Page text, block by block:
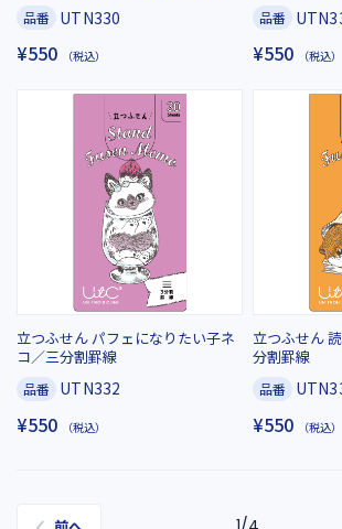
品番 UTN330
¥550 （税込）
品番
¥550 （税込）
立つふせん パフェになりたい子ネ
コ／三分割罫線
品番 UTN332
¥550 （税込）
立つふせん
分割罫線
品番
¥550 （税込）